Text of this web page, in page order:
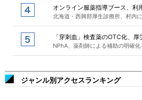
オンライン服薬指導ブース、利
北海道・西興部厚生診療所、村内
「穿刺血」検査薬のOTC化、
NPhA、薬剤師による補助の明確化
ジャンル別アクセスランキング